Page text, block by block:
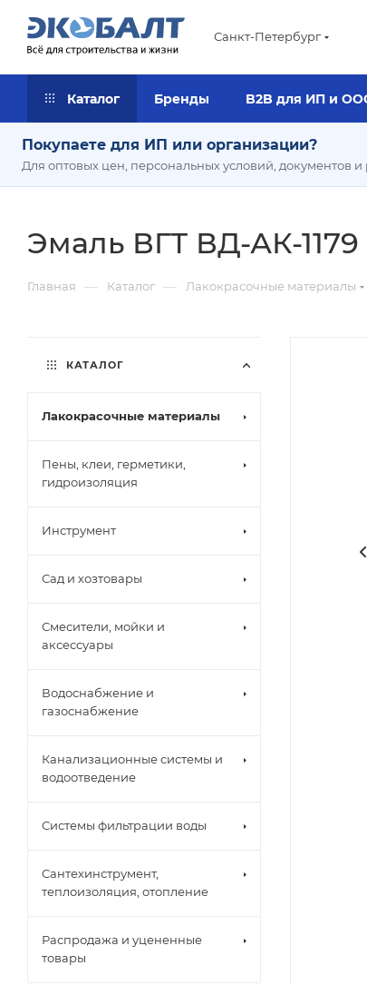
Санкт-Петербург
Каталог Бренды B2B для ИП и
Покупаете для ИП или организации?
Для оптовых цен, персональных условий, документов
Эмаль ВГТ ВД-АК-
Главная — Каталог — Лакокрасочные материалы
КАТАЛОГ
Лакокрасочные материалы
Пены, клеи, герметики,
гидроизоляция
Инструмент
Сад и хозтовары
Смесители, мойки и
аксессуары
Водоснабжение и
газоснабжение
Канализационные системы и
водоотведение
Системы фильтрации воды
Сантехинструмент,
теплоизоляция, отопление
Распродажа и уцененные
товары